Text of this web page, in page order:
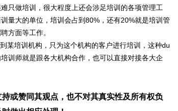
只做培训，很大程度上还会涉足培训的各项管理工
量大的单位，培训会占到80%，还有20%就是培训管
方面等工作。
某培训机构，只为这个机构的客户进行培训，这种du
训师就是跟各大机构合作，也可以直接对接各大企
或赞同其观点，也不对其真实性及所有权负